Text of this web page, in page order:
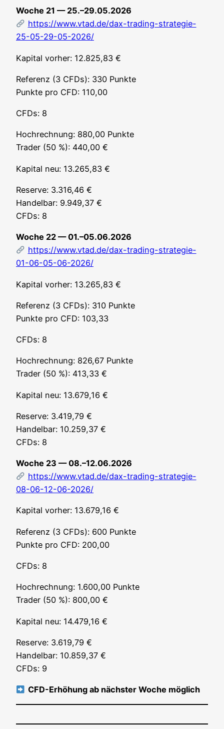
Woche 21 — 25.–29.05.2026
https://www.vtad.de/dax-trading-strategie-
25-05-29-05-2026/
Kapi­tal vor­her: 12.825,83 €
Refe­renz (3 CFDs): 330 Punk­te
Punk­te pro CFD: 110,00
CFDs: 8
Hoch­rech­nung: 880,00 Punk­te
Trader (50 %): 440,00 €
Kapi­tal neu: 13.265,83 €
Reser­ve: 3.316,46 €
Han­del­bar: 9.949,37 €
CFDs: 8
Woche 22 — 01.–05.06.2026
https://www.vtad.de/dax-trading-strategie-
01-06-05-06-2026/
Kapi­tal vor­her: 13.265,83 €
Refe­renz (3 CFDs): 310 Punk­te
Punk­te pro CFD: 103,33
CFDs: 8
Hoch­rech­nung: 826,67 Punk­te
Trader (50 %): 413,33 €
Kapi­tal neu: 13.679,16 €
Reser­ve: 3.419,79 €
Han­del­bar: 10.259,37 €
CFDs: 8
Woche 23 — 08.–12.06.2026
https://www.vtad.de/dax-trading-strategie-
08-06-12-06-2026/
Kapi­tal vor­her: 13.679,16 €
Refe­renz (3 CFDs): 600 Punk­te
Punk­te pro CFD: 200,00
CFDs: 8
Hoch­rech­nung: 1.600,00 Punk­te
Trader (50 %): 800,00 €
Kapi­tal neu: 14.479,16 €
Reser­ve: 3.619,79 €
Han­del­bar: 10.859,37 €
CFDs: 9
CFD-Erhö­hung ab nächs­ter Woche möglich